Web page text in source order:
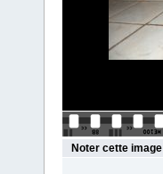
Noter cette image